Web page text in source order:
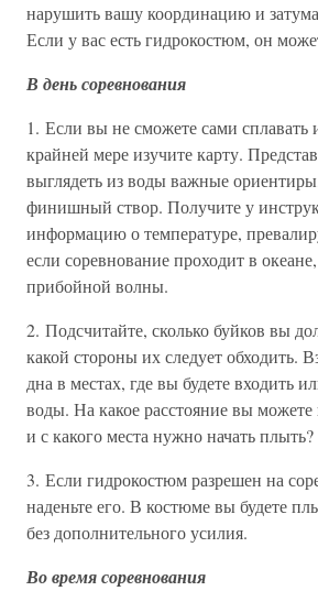
нарушить вашу координацию и
Если у вас есть гидрокостюм, он
В день соревнования
1. Если вы не сможете сами сплавать
крайней мере изучите карту.
выглядеть из воды важные
финишный створ. Получите у
информацию о температуре,
если соревнование проходит в
прибойной волны.
2. Подсчитайте, сколько буйков вы
какой стороны их следует обходить.
дна в местах, где вы будете входить
воды. На какое расстояние вы можете
и с какого места нужно начать плыть?
3. Если гидрокостюм разрешен на
наденьте его. В костюме вы будете
без дополнительного усилия.
Во время соревнования